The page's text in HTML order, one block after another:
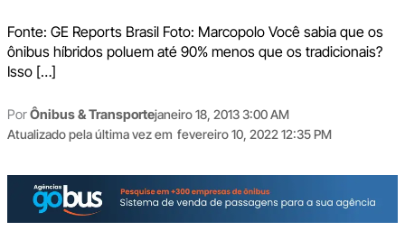
Fonte: GE Reports Brasil Foto: Marcopolo Você sabia que os
ônibus híbridos poluem até 90% menos que os tradicionais?
Isso […]
PorÔnibus & Transportejaneiro 18, 2013 3:00 AM
Atualizado pela última vez em fevereiro 10, 2022 12:35 PM